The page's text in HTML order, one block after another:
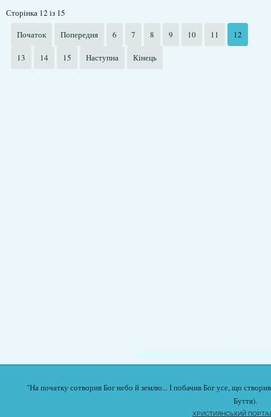
Сторінка 12 із 15
Початок
Попередня 6 7 8 9 10 11 12
13 14 15 Наступна Кінець
Подати записку на молитву
"На початку сотворив Бог небо й землю... І побачив Бог усе, що
Буття).
ХРИСТИЯНСЬКИЙ